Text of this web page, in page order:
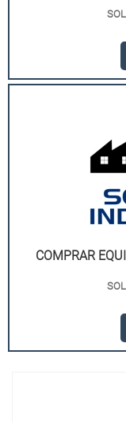
COMPRAR